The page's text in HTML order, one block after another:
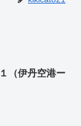
（伊丹空港ー